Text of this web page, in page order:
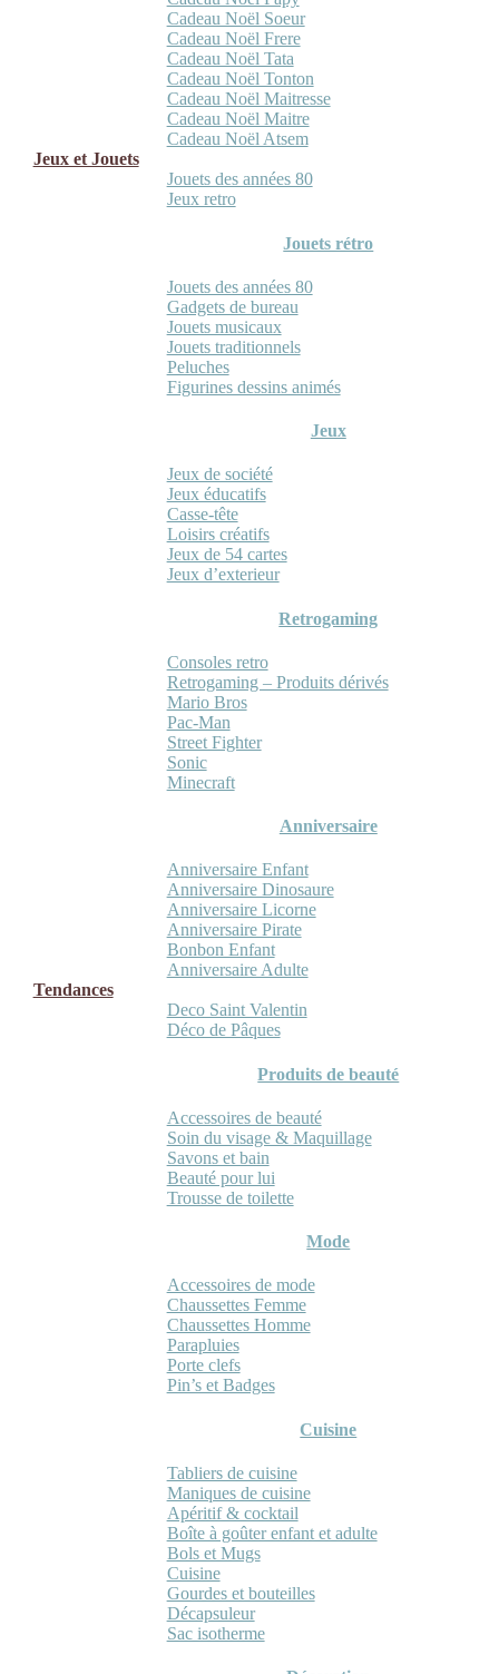
Cadeau Noël Soeur
Cadeau Noël Frere
Cadeau Noël Tata
Cadeau Noël Tonton
Cadeau Noël Maitresse
Cadeau Noël Maitre
Cadeau Noël Atsem
Jeux et Jouets
Jouets des années 80
Jeux retro
Jouets rétro
Jouets des années 80
Gadgets de bureau
Jouets musicaux
Jouets traditionnels
Peluches
Figurines dessins animés
Jeux
Jeux de société
Jeux éducatifs
Casse-tête
Loisirs créatifs
Jeux de 54 cartes
Jeux d’exterieur
Retrogaming
Consoles retro
Retrogaming – Produits dérivés
Mario Bros
Pac-Man
Street Fighter
Sonic
Minecraft
Anniversaire
Anniversaire Enfant
Anniversaire Dinosaure
Anniversaire Licorne
Anniversaire Pirate
Bonbon Enfant
Anniversaire Adulte
Tendances
Deco Saint Valentin
Déco de Pâques
Produits de beauté
Accessoires de beauté
Soin du visage & Maquillage
Savons et bain
Beauté pour lui
Trousse de toilette
Mode
Accessoires de mode
Chaussettes Femme
Chaussettes Homme
Parapluies
Porte clefs
Pin’s et Badges
Cuisine
Tabliers de cuisine
Maniques de cuisine
Apéritif & cocktail
Boîte à goûter enfant et adulte
Bols et Mugs
Cuisine
Gourdes et bouteilles
Décapsuleur
Sac isotherme